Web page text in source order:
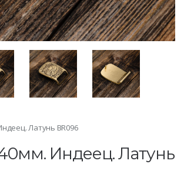
Латунь BR096
Индеец. Латунь